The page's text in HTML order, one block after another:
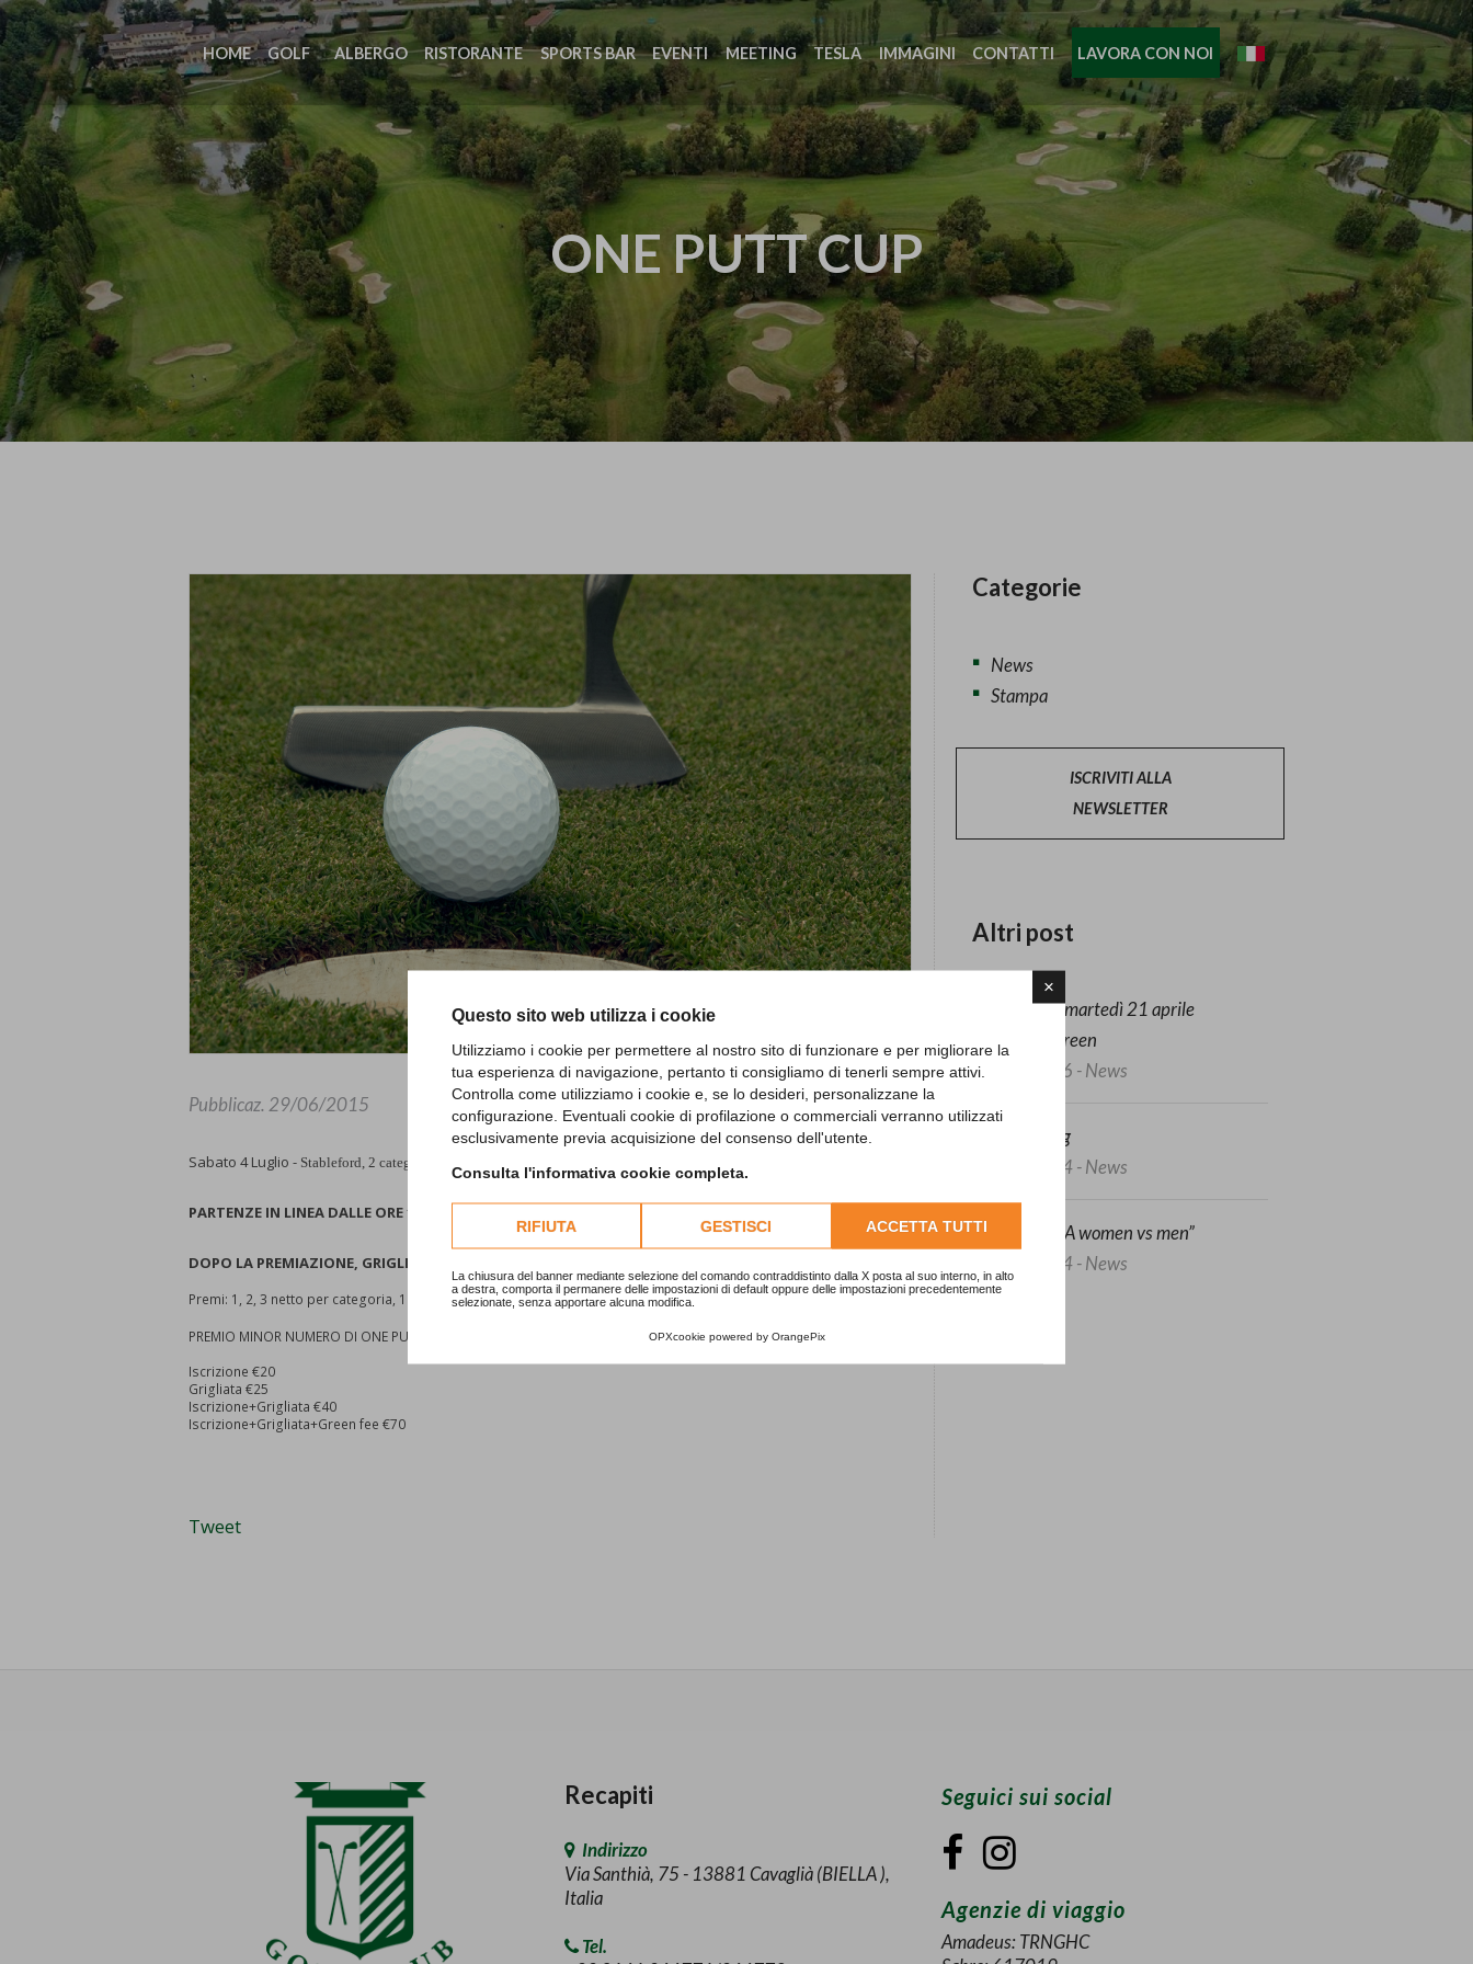
×
Questo sito web utilizza i cookie
Utilizziamo i cookie per permettere al nostro sito di funzionare e per migliorare la
tua esperienza di navigazione, pertanto ti consigliamo di tenerli sempre attivi.
Controlla come utilizziamo i cookie e, se lo desideri, personalizzane la
configurazione. Eventuali cookie di profilazione o commerciali verranno utilizzati
esclusivamente previa acquisizione del consenso dell'utente.
Consulta l'informativa cookie completa.
RIFIUTA GESTISCI ACCETTA TUTTI
La chiusura del banner mediante selezione del comando contraddistinto dalla X posta al suo interno, in alto
a destra, comporta il permanere delle impostazioni di default oppure delle impostazioni precedentemente
selezionate, senza apportare alcuna modifica.
OPXcookie powered by OrangePix
HOME GOLF ALBERGO RISTORANTE SPORTS BAR EVENTI MEETING TESLA IMMAGINI CONTATTI LAVORA CON NOI
ONE PUTT CUP
Pubblicaz. 29/06/2015
Sabato 4 Luglio - Stableford, 2 categorie
PARTENZE IN LINEA DALLE ORE 13
DOPO LA PREMIAZIONE, GRIGLIATA E MUSICA DAL VIVO
Premi: 1, 2, 3 netto per categoria, 1 lordo, 1 Lady,
PREMIO MINOR NUMERO DI ONE PUTT
(Buono di €150 presso il Golf Shop)
Iscrizione €20
Grigliata €25
Iscrizione+Grigliata €40
Iscrizione+Grigliata+Green fee €70
Tweet
Categorie
News
Stampa
ISCRIVITI ALLA
NEWSLETTER
Altri post
Lunedì 20 e martedì 21 aprile
carotatura green
13/04/2026 - News
Safeguarding
27/06/2024 - News
“Ryder SFIDA women vs men”
15/05/2024 - News
Recapiti
Indirizzo
Via Santhià, 75 - 13881 Cavaglià (BIELLA ),
Italia
Tel.
Seguici sui social
Agenzie di viaggio
Amadeus: TRNGHC